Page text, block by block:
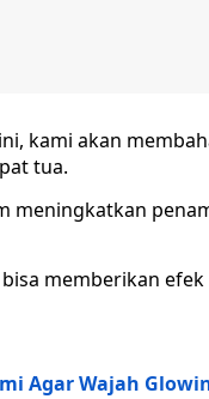
kami akan
tua.
meningkatkan
memberikan
Agar Wajah